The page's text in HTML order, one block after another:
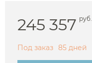
245 357 руб.
Под заказ 85 дней